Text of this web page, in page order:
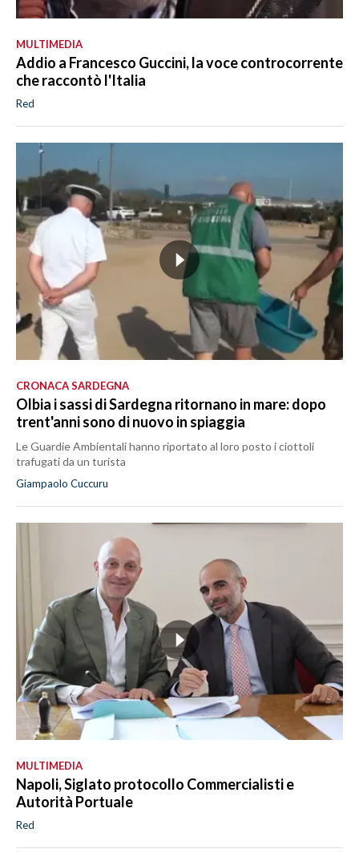
MULTIMEDIA
Addio a Francesco Guccini, la voce controcorrente
che raccontò l'Italia
Red
CRONACA SARDEGNA
Olbia i sassi di Sardegna ritornano in mare: dopo
trent'anni sono di nuovo in spiaggia
Le Guardie Ambientali hanno riportato al loro posto i ciottoli
trafugati da un turista
Giampaolo Cuccuru
MULTIMEDIA
Napoli, Siglato protocollo Commercialisti e
Autorità Portuale
Red